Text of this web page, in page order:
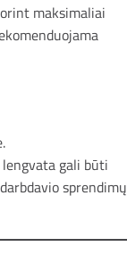
maksimaliai
gali būti
sprendimų